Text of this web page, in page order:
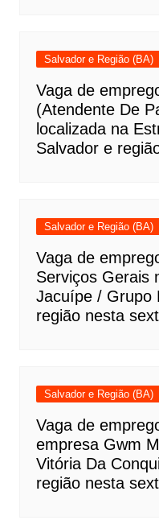
Salvador e Região (BA)
Vaga de
(Atendente De
localizada na
Salvador e
Salvador e Região (BA)
Vaga de
Serviços Gerais
Jacuípe / Grupo
região nesta
Salvador e Região (BA)
Vaga de
empresa Gwm
Vitória Da
região nesta